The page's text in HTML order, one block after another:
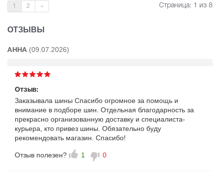
1 2 » Страница: 1 из 8
ОТЗЫВЫ
АННА (09.07.2026)
Отзыв:
Заказывала шины Спасибо огромное за помощь и
внимание в подборе шин. Отдельная благодарность за
прекрасно организованную доставку и специалиста-
курьера, кто привез шины. Обязательно буду
рекомендовать магазин. Спасибо!
Отзыв полезен? 1 0